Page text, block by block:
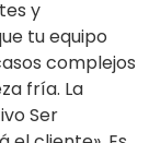
y
tu equipo
complejos
fría. La
Ser